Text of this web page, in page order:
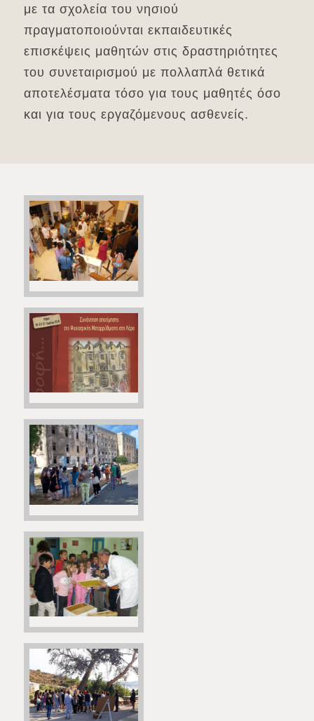
με τα σχολεία του νησιού
πραγματοποιούνται εκπαιδευτικές
επισκέψεις μαθητών στις δραστηριότητες
του συνεταιρισμού με πολλαπλά θετικά
αποτελέσματα τόσο για τους μαθητές όσο
και για τους εργαζόμενους ασθενείς.